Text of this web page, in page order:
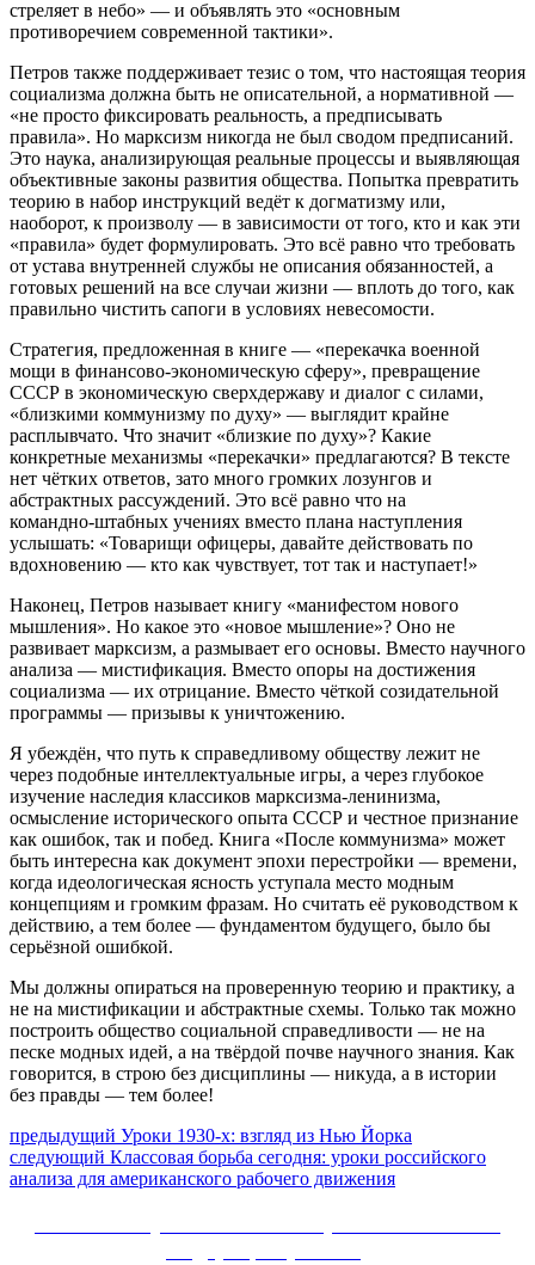
стреляет в небо» — и объявлять это «основным
противоречием современной тактики».
Петров также поддерживает тезис о том, что настоящая теория
социализма должна быть не описательной, а нормативной —
«не просто фиксировать реальность, а предписывать
правила». Но марксизм никогда не был сводом предписаний.
Это наука, анализирующая реальные процессы и выявляющая
объективные законы развития общества. Попытка превратить
теорию в набор инструкций ведёт к догматизму или,
наоборот, к произволу — в зависимости от того, кто и как эти
«правила» будет формулировать. Это всё равно что требовать
от устава внутренней службы не описания обязанностей, а
готовых решений на все случаи жизни — вплоть до того, как
правильно чистить сапоги в условиях невесомости.
Стратегия, предложенная в книге — «перекачка военной
мощи в финансово‑экономическую сферу», превращение
СССР в экономическую сверхдержаву и диалог с силами,
«близкими коммунизму по духу» — выглядит крайне
расплывчато. Что значит «близкие по духу»? Какие
конкретные механизмы «перекачки» предлагаются? В тексте
нет чётких ответов, зато много громких лозунгов и
абстрактных рассуждений. Это всё равно что на
командно‑штабных учениях вместо плана наступления
услышать: «Товарищи офицеры, давайте действовать по
вдохновению — кто как чувствует, тот так и наступает!»
Наконец, Петров называет книгу «манифестом нового
мышления». Но какое это «новое мышление»? Оно не
развивает марксизм, а размывает его основы. Вместо научного
анализа — мистификация. Вместо опоры на достижения
социализма — их отрицание. Вместо чёткой созидательной
программы — призывы к уничтожению.
Я убеждён, что путь к справедливому обществу лежит не
через подобные интеллектуальные игры, а через глубокое
изучение наследия классиков марксизма‑ленинизма,
осмысление исторического опыта СССР и честное признание
как ошибок, так и побед. Книга «После коммунизма» может
быть интересна как документ эпохи перестройки — времени,
когда идеологическая ясность уступала место модным
концепциям и громким фразам. Но считать её руководством к
действию, а тем более — фундаментом будущего, было бы
серьёзной ошибкой.
Мы должны опираться на проверенную теорию и практику, а
не на мистификации и абстрактные схемы. Только так можно
построить общество социальной справедливости — не на
песке модных идей, а на твёрдой почве научного знания. Как
говорится, в строю без дисциплины — никуда, а в истории
без правды — тем более!
Навигация
по
предыдущий Предыдущий
пост:
Уроки 1930-х: взгляд из Нью Йорка
следующий Следующее
сообщение:
Классовая борьба сегодня: уроки российского
анализа для американского рабочего движения